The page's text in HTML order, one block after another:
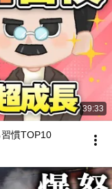
39:33
習慣TOP10